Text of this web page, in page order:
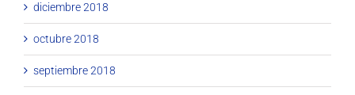
diciembre 2018
octubre 2018
septiembre 2018